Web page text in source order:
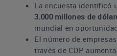
La encuesta identificó
3.000 millones de
mundial en
El número de
través de CDP